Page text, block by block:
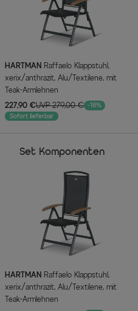
HARTMAN
xerix/anthrazit, Alu/Textilene, mit
Teak-Armlehnen
227,90 €UVP 279,00 € -18%
Sofort lieferbar
Set Komponenten
HARTMAN
xerix/anthrazit, Alu/Textilene, mit
Teak-Armlehnen